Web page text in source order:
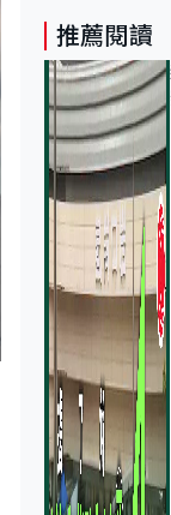
推薦閱讀